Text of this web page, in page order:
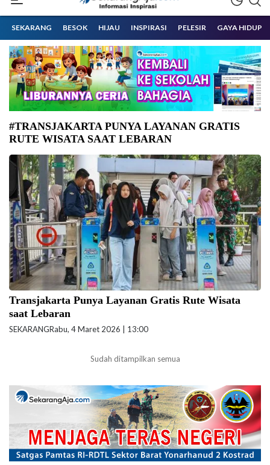
Sekarangaja
Informasi Inspirasi Malang Raya
SEKARANG BESOK HIJAU INSPIRASI PELESIR GAYA HIDUP
#TRANSJAKARTA PUNYA LAYANAN GRATIS
RUTE WISATA SAAT LEBARAN
Ilustrasi penumpang Transjakarta.(Foto: ilustrasi/ Reza Pratama Putra-
beritajakarta.id)
Transjakarta Punya Layanan Gratis Rute Wisata
saat Lebaran
SEKARANGRabu, 4 Maret 2026 | 13:00
Sudah ditampilkan semua